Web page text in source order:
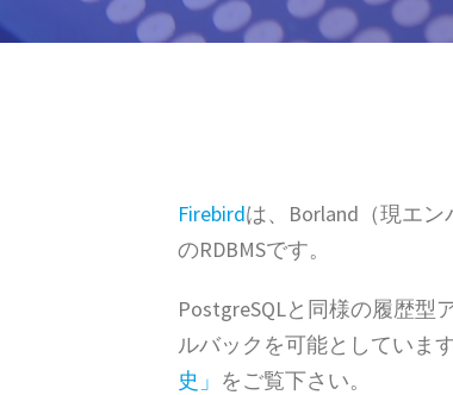
Firebirdは、Borland（現エ
のRDBMSです。
PostgreSQLと同様の履歴
ルバックを可能としていま
史」 をご覧下さい。